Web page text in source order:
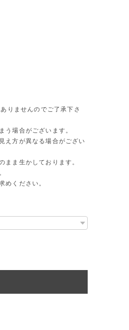
りませんのでご了承下さ
う場合がございます。
え方が異なる場合がござい
まま生かしております。
めください。